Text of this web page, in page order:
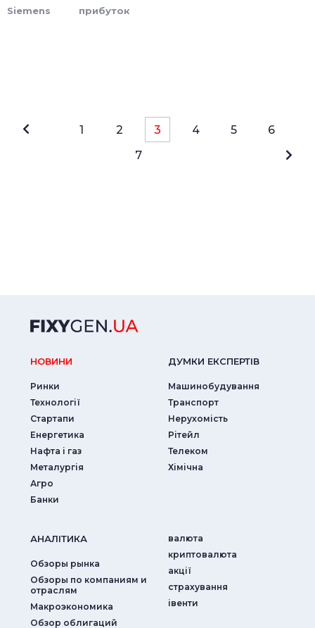
Siemens прибуток
1 2 3 4 5
6
7
НОВИНИ
Ринки
Технології
Стартапи
Енергетика
Нафта і газ
Металургія
Агро
Банки
ДУМКИ ЕКСПЕРТIВ
Машинобудування
Транспорт
Нерухомість
Рітейл
Телеком
Хімічна
АНАЛIТИКА
Обзоры рынка
Обзоры по компаниям и
отраслям
Макроэкономика
Обзор облигаций
валюта
криптовалюта
акції
страхування
iвенти